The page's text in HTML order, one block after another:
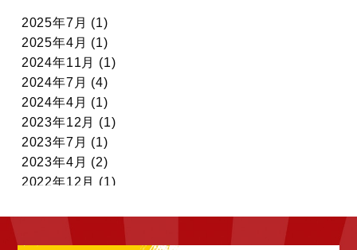
2025年7月 (1)
2025年4月 (1)
2024年11月 (1)
2024年7月 (4)
2024年4月 (1)
2023年12月 (1)
2023年7月 (1)
2023年4月 (2)
2022年12月 (1)
2022年10月 (6)
2022年9月 (6)